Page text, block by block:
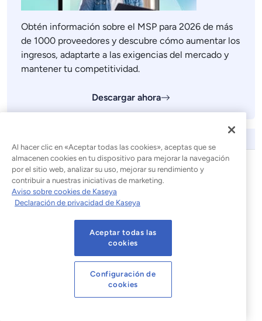
Obtén información sobre el MSP para 2026 de más
de 1000 proveedores y descubre cómo aumentar los
ingresos, adaptarte a las exigencias del mercado y
mantener tu competitividad.
Descargar ahora
Anuncios / Noticias
Copias de seguridad y recuperación
Habilitación empresarial
Ciberseguridad
Documentación
Gestión informática
Cumplimiento de la normativa
Gestión de la información y los incidentes de
seguridad (SIEM)
Al hacer clic en «Aceptar todas las cookies», aceptas que se
almacenen cookies en tu dispositivo para mejorar la navegación
por el sitio web, analizar su uso, mejorar su rendimiento y
contribuir a nuestras iniciativas de marketing.
Aviso sobre cookies de Kaseya
Declaración de privacidad de Kaseya
Aceptar todas las
cookies
Configuración de
cookies